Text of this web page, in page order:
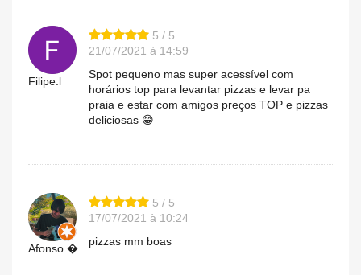
Filipe.l
5 / 5
21/07/2021 à 14:59
Spot pequeno mas super acessível com
horários top para levantar pizzas e levar pa
praia e estar com amigos preços TOP e pizzas
deliciosas 😁
Afonso.�
5 / 5
17/07/2021 à 10:24
pizzas mm boas